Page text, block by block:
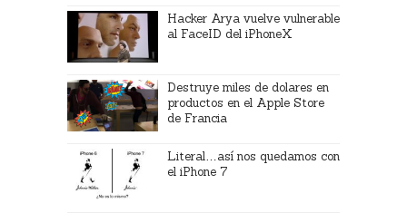
Hacker Arya vuelve vulnerable
al FaceID del iPhoneX
Destruye miles de dolares en
productos en el Apple Store
de Francia
Literal…así nos quedamos con
el iPhone 7